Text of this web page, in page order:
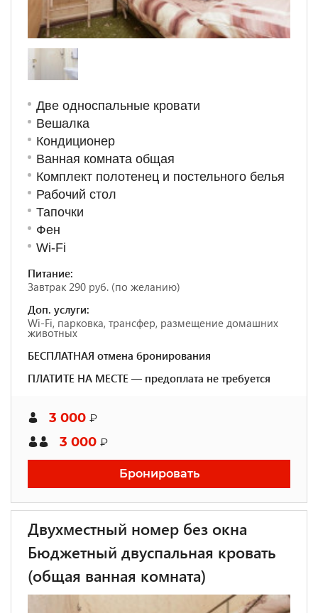
Две односпальные кровати
Вешалка
Кондиционер
Ванная комната общая
Комплект полотенец и постельного белья
Рабочий стол
Тапочки
Фен
Wi-Fi
Питание:
Завтрак 290 руб. (по желанию)
Доп. услуги:
Wi-Fi, парковка, трансфер, размещение домашних
животных
БЕСПЛАТНАЯ отмена бронирования
ПЛАТИТЕ НА МЕСТЕ — предоплата не требуется
3 000 ₽
3 000 ₽
Бронировать
Двухместный номер без окна
Бюджетный двуспальная кровать
(общая ванная комната)